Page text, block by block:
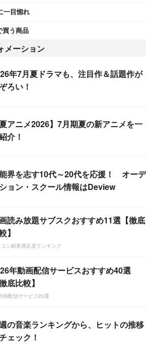
一目惚れ
買う商品
メーション
年7月夏ドラマも、注目作＆話題作が
ろい！
夏アニメ2026】7月期夏の新アニメを一
介！
界を志す10代～20代を応援！ オーデ
ョン・スクール情報はDeview
読み放題サブスクおすすめ11選【徹底
】
コン顧客満足度ランキング
年動画配信サービスおすすめ40選
徹底比較】
画配信サービス20選
の音楽ランキングから、ヒットの推移
ェック！